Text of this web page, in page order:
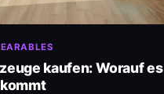
kaufen: Worauf es